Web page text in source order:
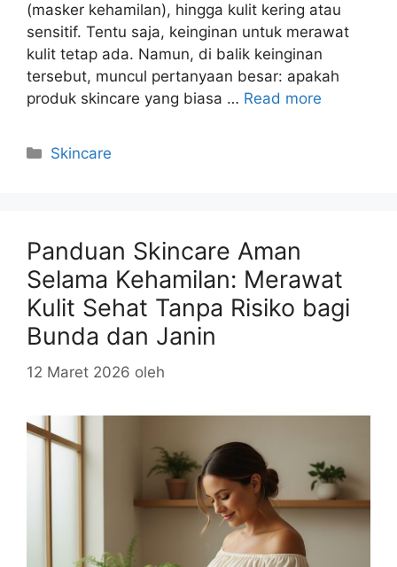
(masker kehamilan), hingga kulit kering atau
sensitif. Tentu saja, keinginan untuk merawat
kulit tetap ada. Namun, di balik keinginan
tersebut, muncul pertanyaan besar: apakah
produk skincare yang biasa … Read more
Kategori
Skincare
Panduan Skincare Aman
Selama Kehamilan: Merawat
Kulit Sehat Tanpa Risiko bagi
Bunda dan Janin
12 Maret 2026 oleh